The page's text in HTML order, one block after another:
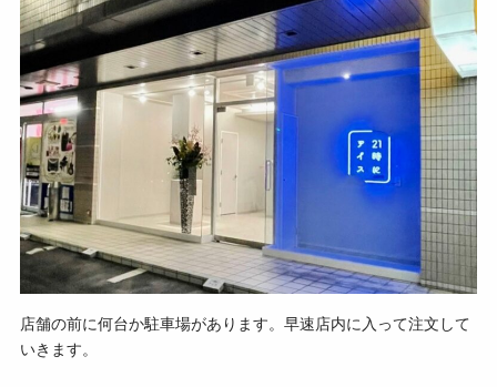
店舗の前に何台か駐車場があります。早速店内に入って注文して
いきます。